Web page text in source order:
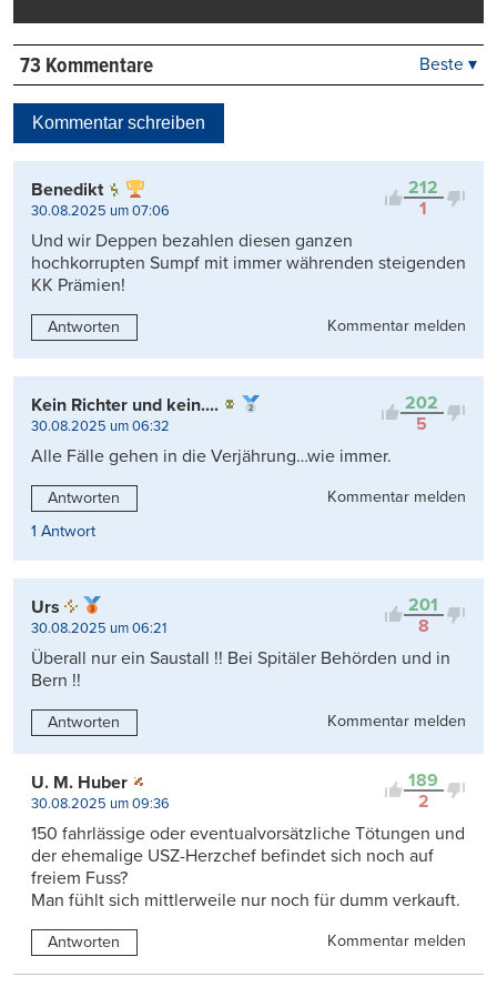
73 Kommentare
Kontrovers
Beste ▾
Kommentar schreiben
212
1
Benedikt
30.08.2025 um 07:06
Und wir Deppen bezahlen diesen ganzen
hochkorrupten Sumpf mit immer währenden steigenden
KK Prämien!
Antworten Kommentar melden
202
5
Kein Richter und kein....
30.08.2025 um 06:32
Alle Fälle gehen in die Verjährung…wie immer.
Antworten
Kommentar melden
1 Antwort
201
8
Urs
30.08.2025 um 06:21
Überall nur ein Saustall !! Bei Spitäler Behörden und in
Bern !!
Antworten Kommentar melden
189
2
U. M. Huber
30.08.2025 um 09:36
150 fahrlässige oder eventualvorsätzliche Tötungen und
der ehemalige USZ-Herzchef befindet sich noch auf
freiem Fuss?
Man fühlt sich mittlerweile nur noch für dumm verkauft.
Antworten Kommentar melden